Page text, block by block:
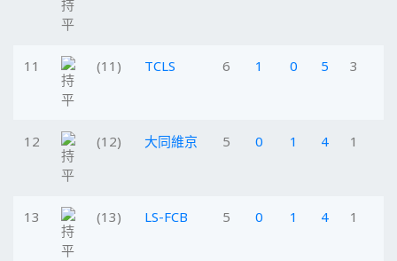
11 (11) TCLS 6 1 0 5 3
12 (12) 大同維京 5 0 1 4 1
13 (13) LS-FCB 5 0 1 4 1